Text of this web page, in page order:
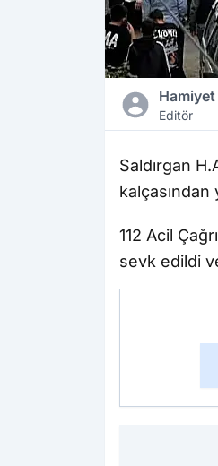
Hamiyet
Editör
Saldırgan
112 Acil
sevk edildi